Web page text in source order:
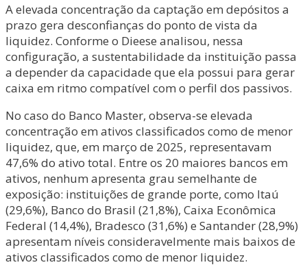
A elevada concentração da captação em depósitos a
prazo gera desconfianças do ponto de vista da
liquidez. Conforme o Dieese analisou, nessa
configuração, a sustentabilidade da instituição passa
a depender da capacidade que ela possui para gerar
caixa em ritmo compatível com o perfil dos passivos.
No caso do Banco Master, observa-se elevada
concentração em ativos classificados como de menor
liquidez, que, em março de 2025, representavam
47,6% do ativo total. Entre os 20 maiores bancos em
ativos, nenhum apresenta grau semelhante de
exposição: instituições de grande porte, como Itaú
(29,6%), Banco do Brasil (21,8%), Caixa Econômica
Federal (14,4%), Bradesco (31,6%) e Santander (28,9%)
apresentam níveis consideravelmente mais baixos de
ativos classificados como de menor liquidez.